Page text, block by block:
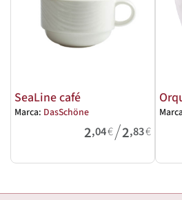
SeaLine café
Marca: DasSchöne
2,04€/2,83€